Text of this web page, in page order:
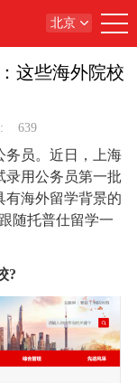
北京
这些海外院校
639
务员。近日，上海
录用公务员第一批
有海外留学背景的
随托普仕留学一
?